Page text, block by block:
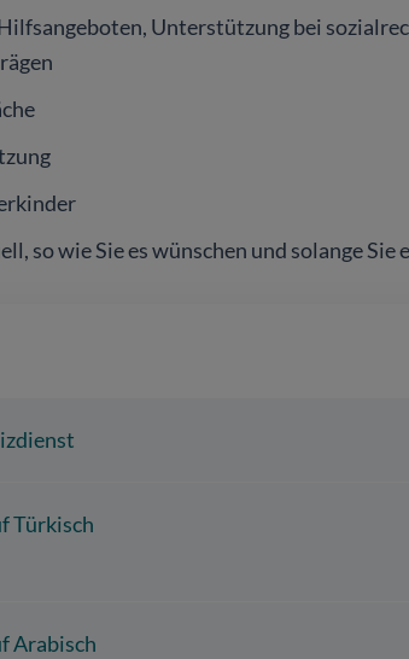
Unterstützung bei
so wie Sie es wünschen und solange Sie
Türkisch
Arabisch